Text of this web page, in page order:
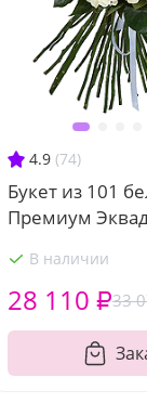
4.9 (74)
Букет из 101
Премиум
В наличии
33
28 110 ₽